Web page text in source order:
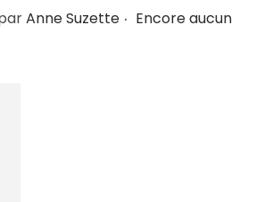
Anne Suzette . Encore aucun